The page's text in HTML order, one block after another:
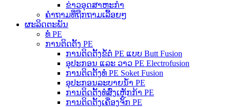
ຂ່າວອຸດສາຫະກຳ
ຄຳຖາມທີ່ຖືກຖາມເລື້ອຍໆ
ຜະລິດຕະພັນ
ທໍ່ PE
ການຕິດຕັ້ງ PE
ການຕິດຕັ້ງຂໍ້ຕໍ່ PE ແບບ Butt Fusion
ອຸປະກອນ ແລະ ວາວ PE Electrofusion
ການຕິດຕັ້ງທໍ່ PE Soket Fusion
ອຸປະກອນລະບາຍນ້ຳ PE
ການຕິດຕັ້ງທໍ່ສົ່ງເຫຼັກກ້າ PE
ການຕິດຕັ້ງເຄື່ອງຈັກ PE